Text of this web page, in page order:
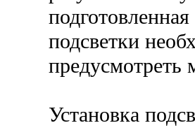
подсветки
предусмотреть
Установка